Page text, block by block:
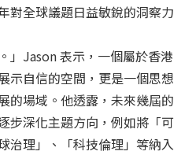
對全球議題日益敏銳的洞察力
」Jason 表示，一個屬於香港
示自信的空間，更是一個思想
的場域。他透露，未來幾屆的
步深化主題方向，例如將「可
治理」、「科技倫理」等納入